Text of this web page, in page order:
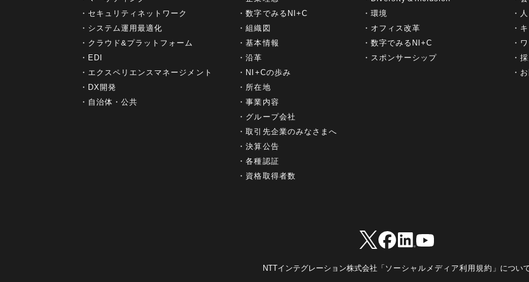
セキュリティネットワーク
システム運用最適化
クラウド&プラットフォーム
EDI
エクスペリエンスマネージメント
DX開発
自治体・公共
数字でみるNI+C
組織図
基本情報
沿革
NI+Cの歩み
所在地
事業内容
グループ会社
取引先企業のみなさまへ
決算公告
各種認証
資格取得者数
環境
オフィス改革
数字でみるNI+C
スポンサーシップ
NTTインテグレーション株式会社「 ソーシャルメディア利用規約 」につい